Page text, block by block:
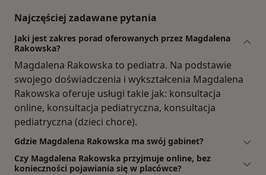
Najczęściej zadawane pytania
Jaki jest zakres porad oferowanych przez Magdalena
Rakowska?
Magdalena Rakowska to pediatra. Na podstawie
swojego doświadczenia i wykształcenia Magdalena
Rakowska oferuje usługi takie jak: konsultacja
online, konsultacja pediatryczna, konsultacja
pediatryczna (dzieci chore).
Gdzie Magdalena Rakowska ma swój gabinet?
Czy Magdalena Rakowska przyjmuje online, bez
konieczności pojawiania się w placówce?